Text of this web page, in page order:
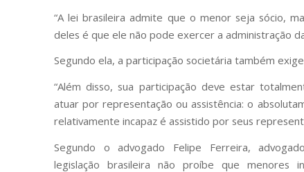
“A lei brasileira admite que o menor seja sócio,
deles é que ele não pode exercer a administração
Segundo ela, a participação societária também
“Além disso, sua participação deve estar
atuar por representação ou assistência: o
relativamente incapaz é assistido por seus
Segundo o advogado Felipe Ferreira,
legislação brasileira não proíbe que menores